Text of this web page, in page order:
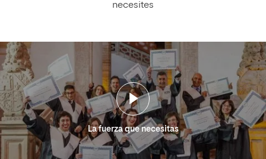
necesites
La fuerza que necesitas